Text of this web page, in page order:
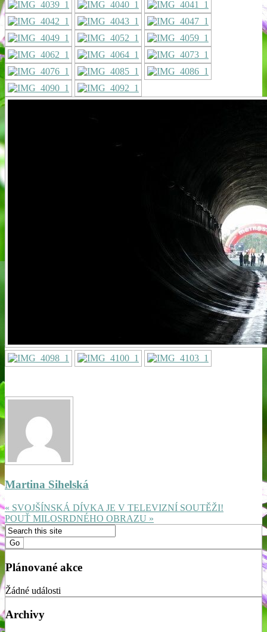
Martina Sihelská
« SVOJŠÍNSKÁ DÍVKA JE V TELEVIZNÍ SOUTĚŽI!
POUŤ MILOSRDNÉHO OBRAZU »
Plánované akce
Žádné události
Archivy